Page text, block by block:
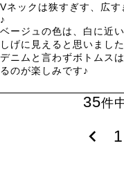
Vネックは狭すぎす、広
♪
ベージュの色は、白に近
しげに見えると思いました
デニムと言わずボトムス
るのが楽しみです♪
35件
1